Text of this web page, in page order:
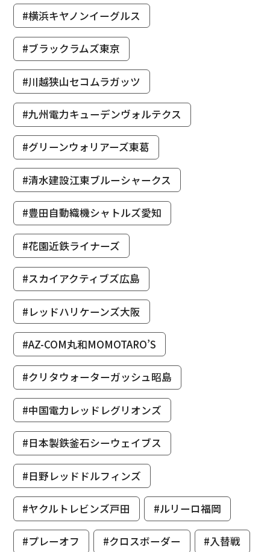
#横浜キヤノンイーグルス
#ブラックラムズ東京
#川越狭山セコムラガッツ
#九州電力キューデンヴォルテクス
#グリーンウォリアーズ東葛
#清水建設江東ブルーシャークス
#豊田自動織機シャトルズ愛知
#花園近鉄ライナーズ
#スカイアクティブズ広島
#レッドハリケーンズ大阪
#AZ-COM丸和MOMOTARO’S
#クリタウォーターガッシュ昭島
#中国電力レッドレグリオンズ
#日本製鉄釜石シーウェイブス
#日野レッドドルフィンズ
#ヤクルトレビンズ戸田 #ルリーロ福岡
#プレーオフ #クロスボーダー #入替戦